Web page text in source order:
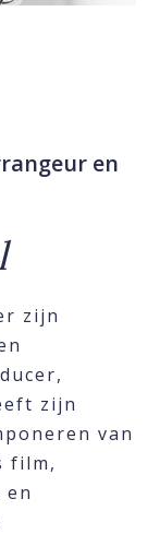
en
zijn
zijn
van
film,